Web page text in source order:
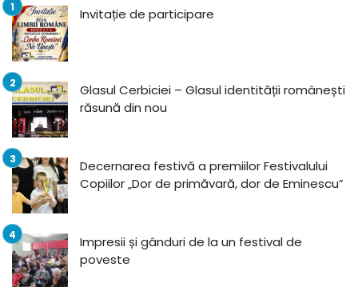
Invitație de participare
Glasul Cerbiciei – Glasul identității românești
răsună din nou
Decernarea festivă a premiilor Festivalului
Copiilor „Dor de primăvară, dor de Eminescu”
Impresii și gânduri de la un festival de
poveste